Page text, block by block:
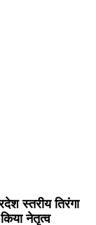
स्तरीय तिरंगा
नेतृत्व